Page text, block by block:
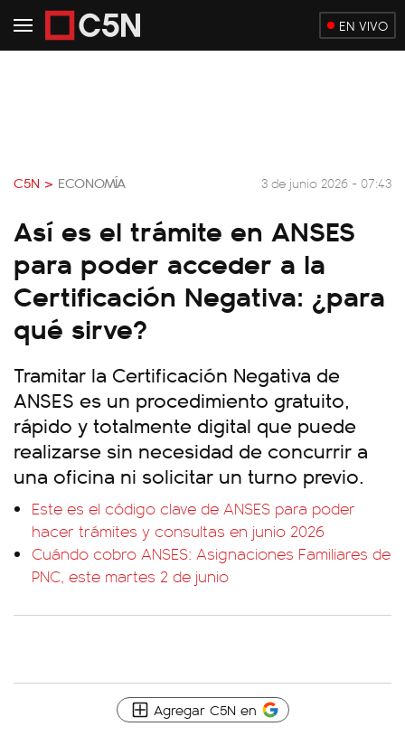
EN VIVO
C5N > ECONOMÍA 3 de junio 2026 - 07:43
Así es el trámite en ANSES
para poder acceder a la
Certificación Negativa: ¿para
qué sirve?
Tramitar la Certificación Negativa de
ANSES es un procedimiento gratuito,
rápido y totalmente digital que puede
realizarse sin necesidad de concurrir a
una oficina ni solicitar un turno previo.
Este es el código clave de ANSES para poder
hacer trámites y consultas en junio 2026
Cuándo cobro ANSES: Asignaciones Familiares de
PNC, este martes 2 de junio
Agregar C5N en